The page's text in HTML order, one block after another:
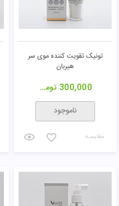
تونیک تقویت کننده موی سر
هیربان
300,000 تومان
ناموجود
مقایسـه